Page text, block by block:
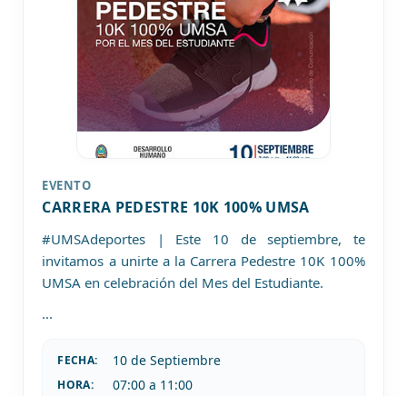
EVENTO
CARRERA PEDESTRE 10K 100% UMSA
#UMSAdeportes | Este 10 de septiembre, te
invitamos a unirte a la Carrera Pedestre 10K 100%
UMSA en celebración del Mes del Estudiante.
...
FECHA: 10 deSeptiembre
HORA: 07:00 a 11:00